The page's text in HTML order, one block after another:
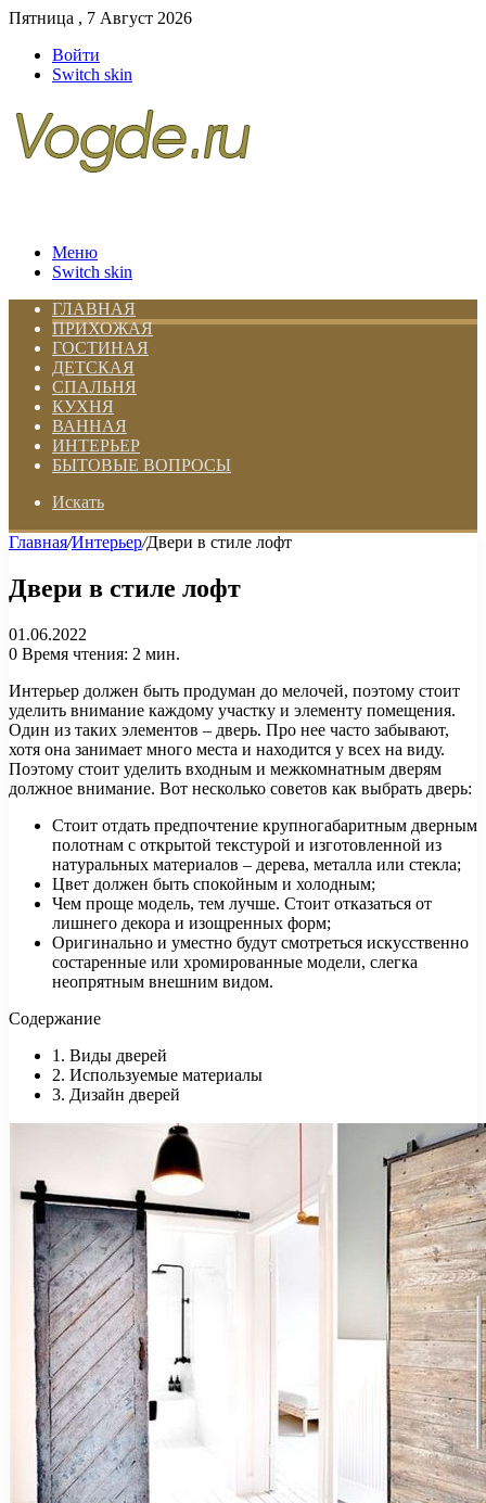
Пятница , 7 Август 2026
Войти
Switch skin
Меню
Switch skin
ГЛАВНАЯ
ПРИХОЖАЯ
ГОСТИНАЯ
ДЕТСКАЯ
СПАЛЬНЯ
КУХНЯ
ВАННАЯ
ИНТЕРЬЕР
БЫТОВЫЕ ВОПРОСЫ
Искать
Главная/Интерьер/Двери в стиле лофт
Двери в стиле лофт
01.06.2022
0 Время чтения: 2 мин.
Интерьер должен быть продуман до мелочей, поэтому стоит
уделить внимание каждому участку и элементу помещения.
Один из таких элементов – дверь. Про нее часто забывают,
хотя она занимает много места и находится у всех на виду.
Поэтому стоит уделить входным и межкомнатным дверям
должное внимание. Вот несколько советов как выбрать дверь:
Стоит отдать предпочтение крупногабаритным дверным
полотнам с открытой текстурой и изготовленной из
натуральных материалов – дерева, металла или стекла;
Цвет должен быть спокойным и холодным;
Чем проще модель, тем лучше. Стоит отказаться от
лишнего декора и изощренных форм;
Оригинально и уместно будут смотреться искусственно
состаренные или хромированные модели, слегка
неопрятным внешним видом.
Содержание
1. Виды дверей
2. Используемые материалы
3. Дизайн дверей